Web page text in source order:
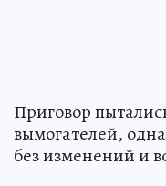
Приговор
вымогателей,
без изменений и